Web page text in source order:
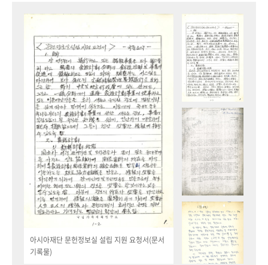
아시아재단 문헌정보실 설립 지원 요청서(문서
기록물)